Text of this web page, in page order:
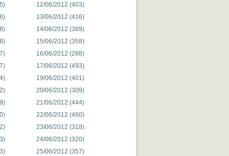
12/06/2012 (403)
13/06/2012 (416)
14/06/2012 (389)
15/06/2012 (358)
16/06/2012 (288)
17/06/2012 (493)
19/06/2012 (401)
20/06/2012 (309)
21/06/2012 (444)
22/06/2012 (460)
23/06/2012 (318)
24/06/2012 (320)
25/06/2012 (357)